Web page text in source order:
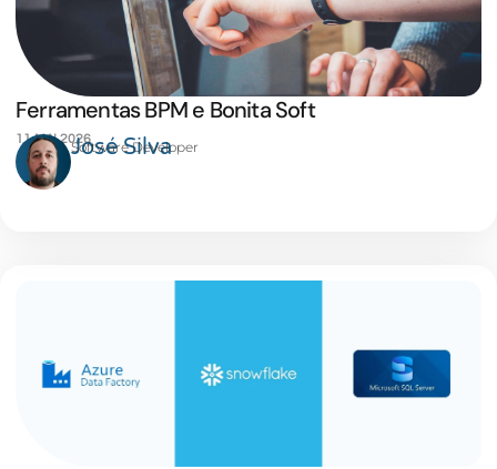
Ferramentas BPM e Bonita Soft
11 MAI 2026José Silva
Software Developer